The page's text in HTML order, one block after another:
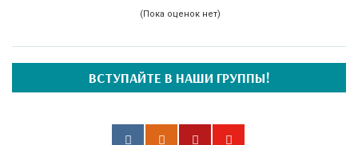
(Пока оценок нет)
ВСТУПАЙТЕ В НАШИ ГРУППЫ!